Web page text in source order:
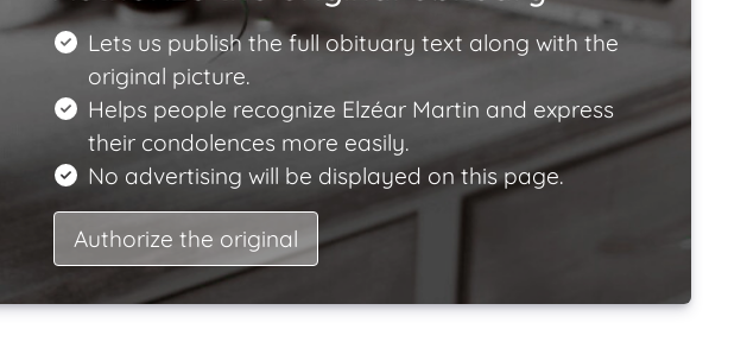
Lets us publish the full obituary text along with the
original picture.
Helps people recognize Elzéar Martin and express
their condolences more easily.
No advertising will be displayed on this page.
Authorize the original